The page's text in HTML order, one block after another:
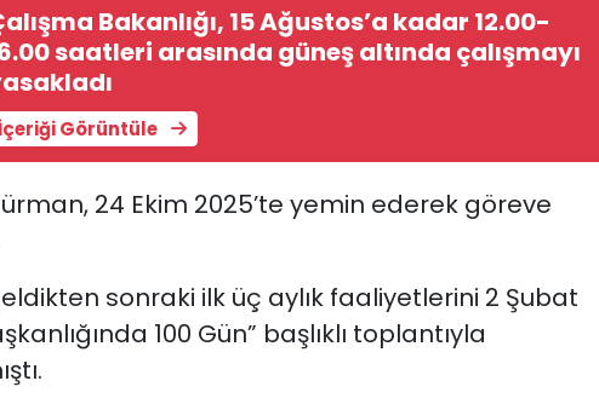
Bakanlığı, 15 Ağustos’a kadar 12.00-
saatleri arasında güneş altında çalışmayı
İçeriği Görüntüle
24 Ekim 2025’te yemin ederek göreve
sonraki ilk üç aylık faaliyetlerini 2 Şubat
100 Gün” başlıklı toplantıyla